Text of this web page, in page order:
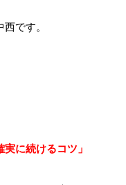
です。
実に続けるコツ」